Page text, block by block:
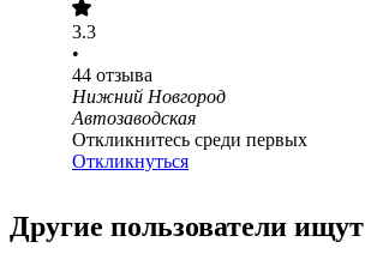
3.3
•
44 отзыва
Нижний Новгород
Автозаводская
Откликнитесь среди первых
Откликнуться
Другие пользователи ищут